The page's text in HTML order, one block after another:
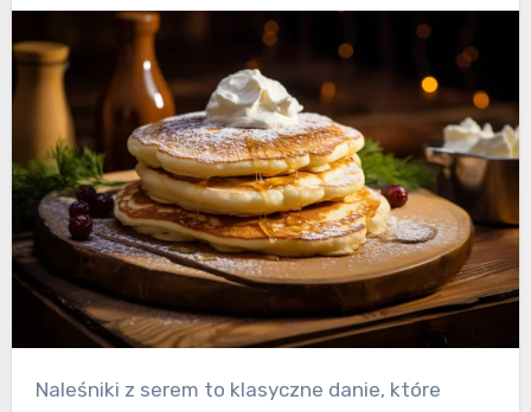
Naleśniki z serem to klasyczne danie, które